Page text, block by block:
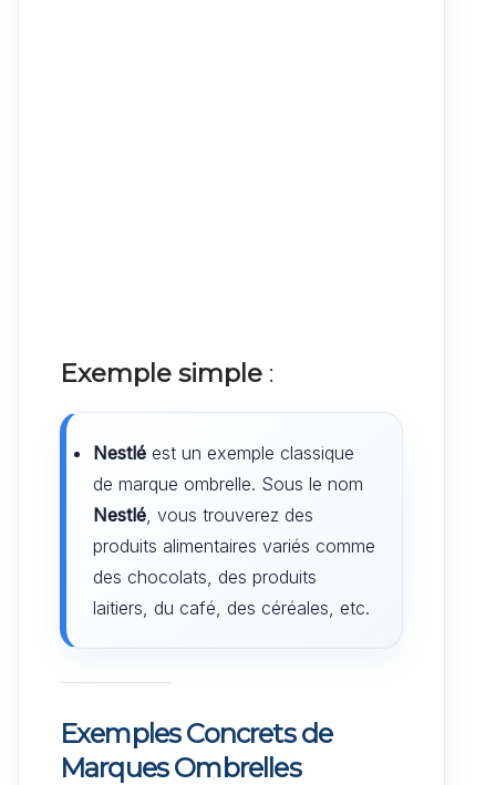
Exemple simple :
Nestlé est un exemple classique
de marque ombrelle. Sous le nom
Nestlé , vous trouverez des
produits alimentaires variés comme
des chocolats, des produits
laitiers, du café, des céréales, etc.
Exemples Concrets de
Marques Ombrelles